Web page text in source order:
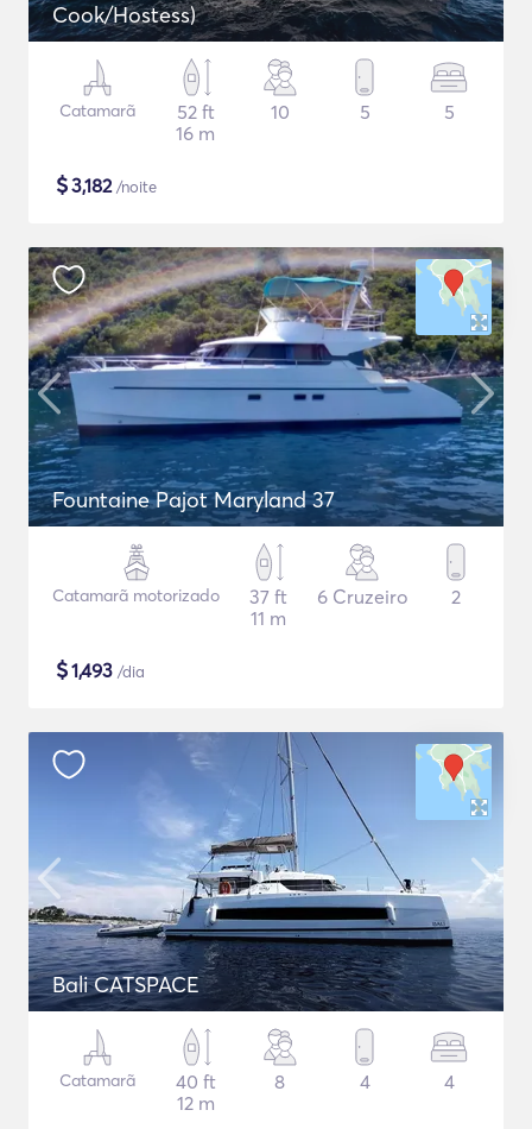
Cook/Hostess)
Catamarã
52 ft
16 m
10 5 5
$3,182/noite
Fountaine Pajot Maryland 37
Catamarã motorizado
37 ft
11 m
6 Cruzeiro 2
$1,493 /dia
Bali CATSPACE
Catamarã
40 ft
12 m
8 4 4